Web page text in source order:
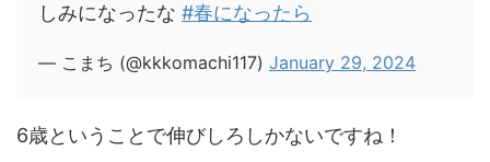
しみになったな #春になったら
— こまち (@kkkomachi117) January 29, 2024
6歳ということで伸びしろしかないですね！